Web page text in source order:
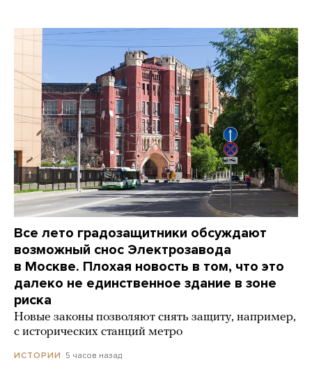
Все лето градозащитники обсуждают
возможный снос Электрозавода
в Москве. Плохая новость в том, что это
далеко не единственное здание в зоне
риска
Новые законы позволяют снять защиту, например,
с исторических станций метро
ИСТОРИИ 5 часов назад